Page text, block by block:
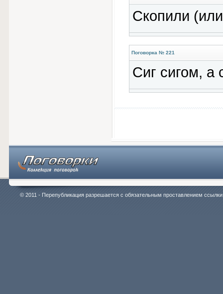
Скопили
Поговорка № 221
Сиг сигом, а
© 2011 - Перепубликация разрешается с обязательным проставлением